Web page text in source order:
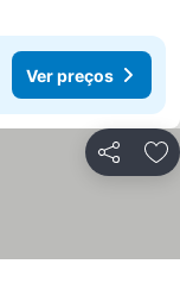
Ver preços
Partilhar